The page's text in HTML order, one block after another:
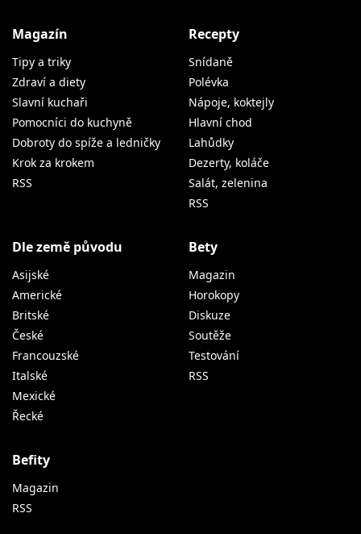
Magazín
Tipy a triky
Zdraví a diety
Slavní kuchaři
Pomocníci do kuchyně
Dobroty do spíže a ledničky
Krok za krokem
RSS
Recepty
Snídaně
Polévka
Nápoje, koktejly
Hlavní chod
Lahůdky
Dezerty, koláče
Salát, zelenina
RSS
Dle země původu
Asijské
Americké
Britské
České
Francouzské
Italské
Mexické
Řecké
Bety
Magazin
Horokopy
Diskuze
Soutěže
Testování
RSS
Befity
Magazin
RSS